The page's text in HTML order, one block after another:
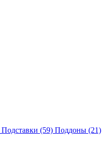
Подставки (59) Поддоны (21)